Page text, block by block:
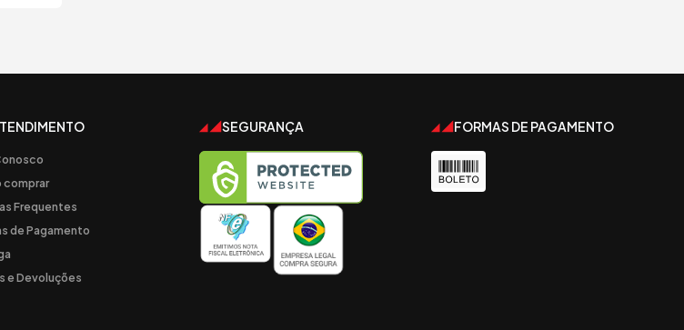
comprar
Frequentes
de Pagamento
e Devoluções
SEGURANÇA FORMAS DE PAGAMENTO